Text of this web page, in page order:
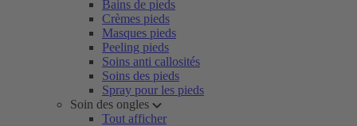
Bains de pieds
Crèmes pieds
Masques pieds
Peeling pieds
Soins anti callosités
Soins des pieds
Spray pour les pieds
Soin des ongles
Tout afficher